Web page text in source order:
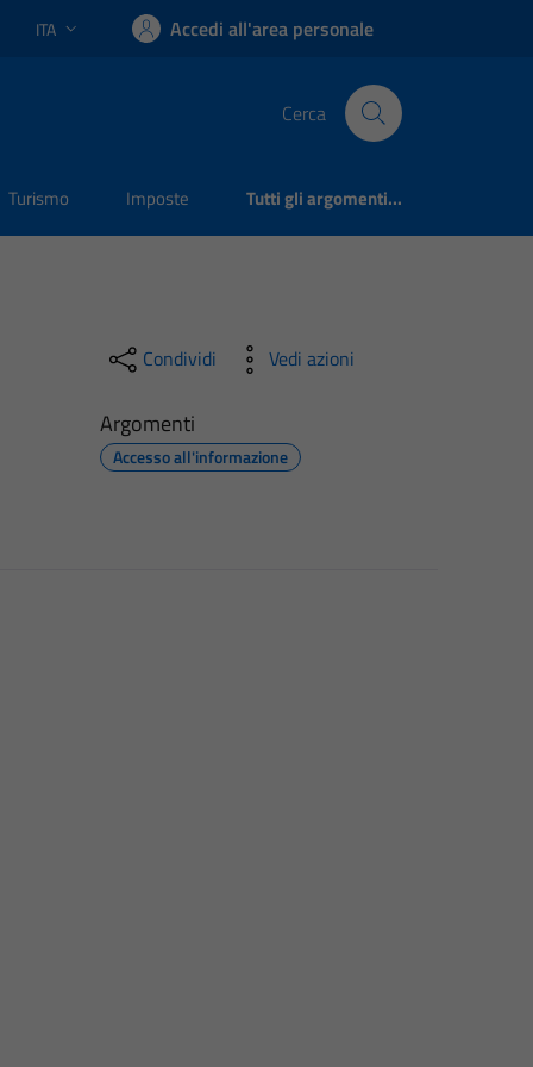
Lingua attiva:
ITA Accedi all'area personale
Cerca
Turismo Imposte Tutti gli argomenti...
Condividi Vedi azioni
Argomenti
Accesso all'informazione